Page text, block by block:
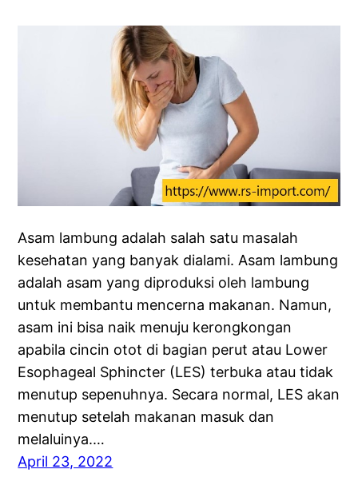
Asam lambung adalah salah satu masalah
kesehatan yang banyak dialami. Asam lambung
adalah asam yang diproduksi oleh lambung
untuk membantu mencerna makanan. Namun,
asam ini bisa naik menuju kerongkongan
apabila cincin otot di bagian perut atau Lower
Esophageal Sphincter (LES) terbuka atau tidak
menutup sepenuhnya. Secara normal, LES akan
menutup setelah makanan masuk dan
melaluinya.…
April 23, 2022